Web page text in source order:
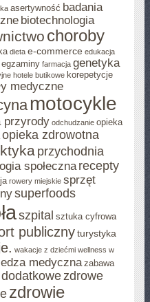
asertywność badania
biotechnologia
choroby
dieta e-commerce edukacja
egzaminy farmacja genetyka
hotele butikowe korepetycje
medyczne
motocykle
przyrody odchudzanie opieka
opieka zdrowotna
przychodnia
społeczna recepty
rowery miejskie sprzęt
superfoods
szpital sztuka cyfrowa
publicznyturystyka
wakacje z dziećmi wellness w
medycznazabawa
zdrowe
zdrowie